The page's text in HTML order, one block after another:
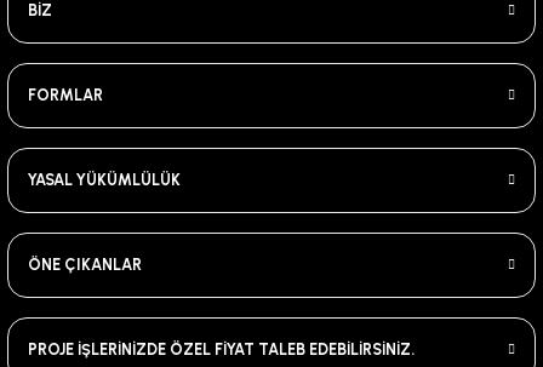
BİZ
FORMLAR
YASAL YÜKÜMLÜLÜK
ÖNE ÇIKANLAR
PROJE İŞLERİNİZDE ÖZEL FİYAT TALEB EDEBİLİRSİNİZ.